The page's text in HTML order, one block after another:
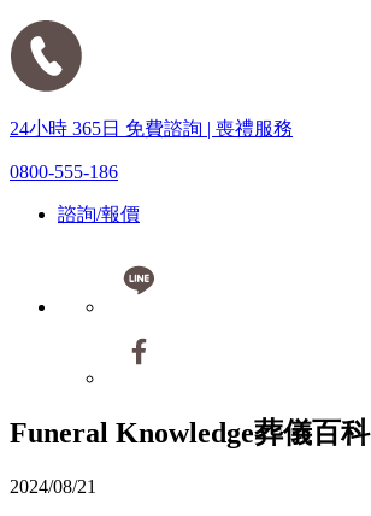
24小時 365日 免費諮詢 | 喪禮服務
0800-555-186
諮詢/報價
Funeral Knowledge葬儀百科
2024/08/21